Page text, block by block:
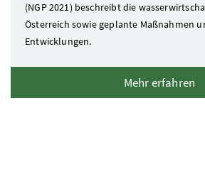
(NGP 2021) beschreibt die
Österreich sowie geplante Maßnahmen
Entwicklungen.
Mehr erfahren